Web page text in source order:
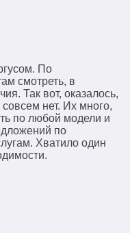
По
смотреть, в
Так вот, оказалось,
нет. Их много,
по любой модели и
по
Хватило один